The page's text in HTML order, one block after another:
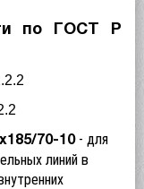
по ГОСТ Р
70-10- для
линий в